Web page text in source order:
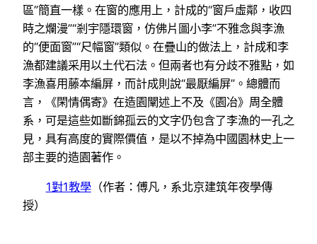
區”簡直一樣。在窗的應用上，計成的“窗戶虛鄰，收四
時之爛漫”“剎宇隱環窗，仿佛片圖小李”不雅念與李漁
的“便面窗”“尺幅窗”類似。在疊山的做法上，計成和李
漁都建議采用以土代石法。但兩者也有分歧不雅點，如
李漁喜用藤本編屏，而計成則說“最厭編屏”。總體而
言，《閑情偶寄》在造園闡述上不及《園冶》周全體
系，可是這些如斷錦孤云的文字仍包含了李漁的一孔之
見，具有高度的實際價值，是以不掉為中國園林史上一
部主要的造園著作。
1對1教學（作者：傅凡，系北京建筑年夜學傳
授）